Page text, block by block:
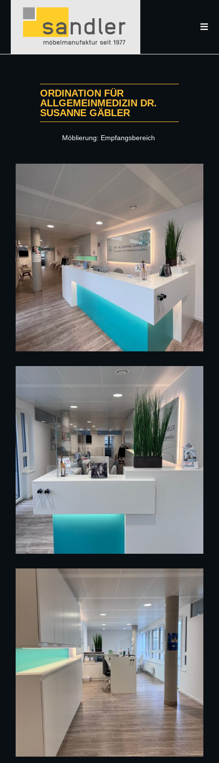
ORDINATION FÜR
ALLGEMEINMEDIZIN DR.
SUSANNE GÄBLER
Möblierung: Empfangsbereich